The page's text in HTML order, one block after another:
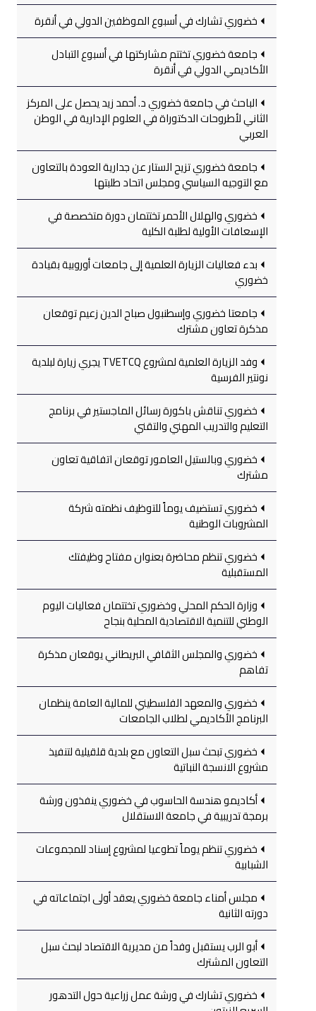
خضوري تشارك في أسبوع الموظفين الدولي في أنقرة
جامعة خضوري تختتم مشاركتها في أسبوع التبادل
الأكاديمي الدولي في أنقرة
الباحث في جامعة خضوري د. أحمد زيد يحصل على المركز
الثاني لأطروحات الدكتوراة في العلوم الإدارية في الوطن
العربي
جامعة خضوري تزيح الستار عن جدارية العودة بالتعاون
مع التوجيه السياسي ومجلس اتحاد طلبتها
خضوري والهلال الأحمر تختتمان دورة متخصصة في
الإسعافات الأولية لطلبة الكلية
بدء فعاليات الزيارة العلمية إلى جامعات أوروبية بقيادة
خضوري
جامعتا خضوري وإسطنبول صباح الدين زعيم توقعان
مذكرة تعاون مشترك
وفد الزيارة العلمية لمشروع TVETCQ يجري زيارة لبلدية
نونتير الفرسية
خضوري تناقش باكورة رسائل الماجستير في برنامج
التعليم والتدريب المهني والتقني
خضوري وبالستيل العامور توقعان اتفاقية تعاون
مشترك
خضوري تستضيف يوماً للتوظيف نظمته شركة
المشروبات الوطنية
خضوري تنظم محاضرة بعنوان مفتاح وظيفتك
المستقبلية
وزارة الحكم المحلي وخضوري تختتمان فعاليات اليوم
الوطني للتنمية الاقتصادية المحلية بنجاح
خضوري والمجلس الثقافي البريطاني يوقعان مذكرة
تفاهم
خضوري والمعهد الفلسطيني للمالية العامة ينظمان
البرنامج الأكاديمي لطلاب الجامعات
خضوري تبحث سبل التعاون مع بلدية قلقيلية لتنفيذ
مشروع الانسجة النباتية
أكاديمو هندسة الحاسوب في خضوري ينفذون ورشة
برمجة تدريبية في جامعة الاستقلال
خضوري تنظم يوماً تطوعيا لمشروع إسناد للمجموعات
الشبابية
مجلس أمناء جامعة خضوري يعقد أولى اجتماعاته في
دورته الثانية
أبو الرب يستقبل وفداً من مديرية الاقتصاد لبحث سبل
التعاون المشترك
خضوري تشارك في ورشة عمل زراعية حول التدهور